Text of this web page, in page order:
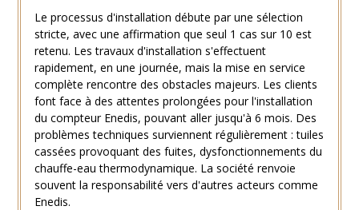
Le processus d'installation débute par une sélection
stricte, avec une affirmation que seul 1 cas sur 10 est
retenu. Les travaux d'installation s'effectuent
rapidement, en une journée, mais la mise en service
complète rencontre des obstacles majeurs. Les clients
font face à des attentes prolongées pour l'installation
du compteur Enedis, pouvant aller jusqu'à 6 mois. Des
problèmes techniques surviennent régulièrement : tuiles
cassées provoquant des fuites, dysfonctionnements du
chauffe-eau thermodynamique. La société renvoie
souvent la responsabilité vers d'autres acteurs comme
Enedis.